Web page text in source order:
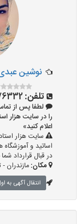
نوشین
تلفن:
لطفا پس از
اعلام کنید»
سایت هزار
اساتید و
در قبال قرارداد
مکان:مازندران -
انتقال آگهی به